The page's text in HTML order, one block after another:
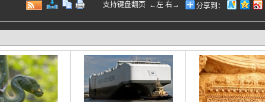
支持键盘翻页 ←左 右→ 分享到：